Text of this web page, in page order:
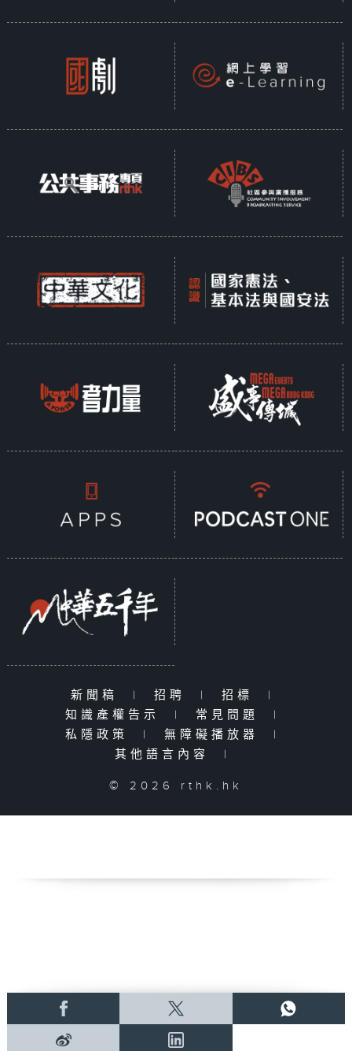
新聞稿 | 招聘 | 招標
|
知識產權告示
| 常見問題
|
私隱政策
| 無障礙播放器
|
其他語言內容
|
© 2026 rthk.hk